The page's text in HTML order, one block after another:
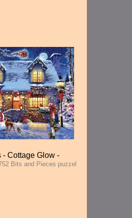
- Cottage Glow -
Bits and Pieces puzzel